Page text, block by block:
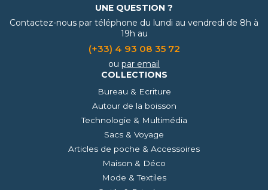
UNE QUESTION ?
Contactez-nous par téléphone du lundi au vendredi de 8h à
19h au
(+33) 4 93 08 35 72
ou par email
COLLECTIONS
Bureau & Ecriture
Autour de la boisson
Technologie & Multimédia
Sacs & Voyage
Articles de poche & Accessoires
Maison & Déco
Mode & Textiles